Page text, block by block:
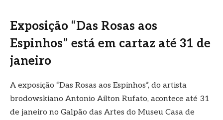
Exposição “Das Rosas aos
Espinhos” está em cartaz até 31 de
janeiro
A exposição “Das Rosas aos Espinhos”, do artista
brodowskiano Antonio Ailton Rufato, acontece até 31
de janeiro no Galpão das Artes do Museu Casa de